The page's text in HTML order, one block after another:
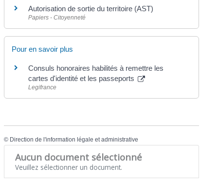
Autorisation de sortie du territoire (AST)
Papiers - Citoyenneté
Pour en savoir plus
Consuls honoraires habilités à remettre les
cartes d'identité et les passeports
Legifrance
© Direction de l'information légale et administrative
Aucun document sélectionné
Veuillez sélectionner un document.